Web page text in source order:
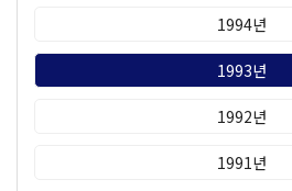
1994년
1993년
1992년
1991년